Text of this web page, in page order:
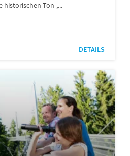
historischen Ton-,...
DETAILS